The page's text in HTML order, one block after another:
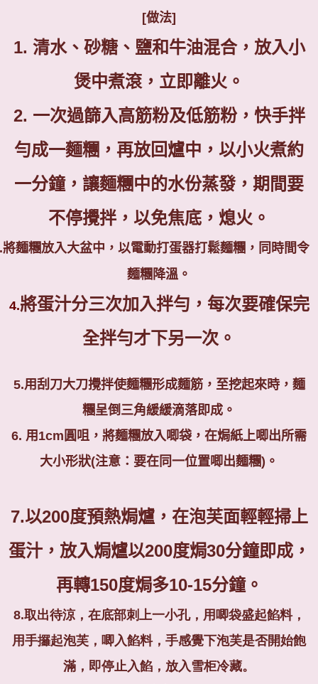
[做法]
1. 清水、砂糖、鹽和牛油混合，放入小
煲中煮滾，立即離火。
2. 一次過篩入高筋粉及低筋粉，快手拌
勻成一麵糰，再放回爐中，以小火煮約
一分鐘，讓麵糰中的水份蒸發，期間要
不停攪拌，以免焦底，熄火。
將麵糰放入大盆中，以電動打蛋器打鬆麵糰，同時間令
麵糰降溫。
4.將蛋汁分三次加入拌勻，每次要確保完
全拌勻才下另一次。
5.用刮刀大刀攪拌使麵糰形成麵筋，至挖起來時，麵
糰呈倒三角緩緩滴落即成。
6. 用 1cm 圓咀，將麵糰放入唧袋，在焗紙上唧出所需
大小形狀(注意：要在同一位置唧出麵糰) 。
7.以200度預熱焗爐，在泡芙面輕輕掃上
蛋汁，放入焗爐以200度焗30分鐘即成，
再轉150度焗多10-15分鐘。
8.取出待涼，在底部刺上一小孔，用唧袋盛起餡料，
用手攞起泡芙，唧入餡料，手感覺下泡芙是否開始飽
滿，即停止入餡，放入雪柜冷藏。